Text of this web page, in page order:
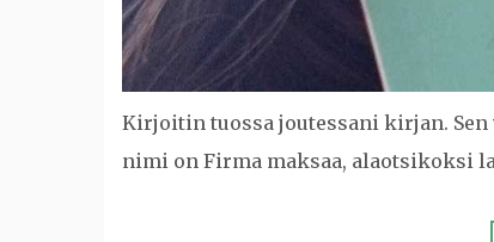
Kirjoitin tuossa joutessani kirjan.
nimi on Firma maksaa, alaotsikoksi